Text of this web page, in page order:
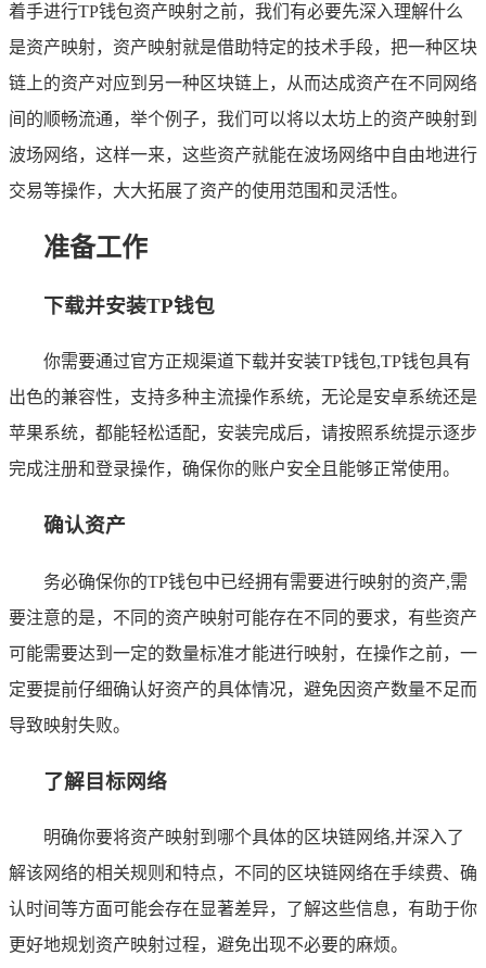
着手进行TP钱包资产映射之前，我们有必要先深入理解什么
是资产映射，资产映射就是借助特定的技术手段，把一种区块
链上的资产对应到另一种区块链上，从而达成资产在不同网络
间的顺畅流通，举个例子，我们可以将以太坊上的资产映射到
波场网络，这样一来，这些资产就能在波场网络中自由地进行
交易等操作，大大拓展了资产的使用范围和灵活性。
准备工作
下载并安装TP钱包
你需要通过官方正规渠道下载并安装TP钱包,TP钱包具有
出色的兼容性，支持多种主流操作系统，无论是安卓系统还是
苹果系统，都能轻松适配，安装完成后，请按照系统提示逐步
完成注册和登录操作，确保你的账户安全且能够正常使用。
确认资产
务必确保你的TP钱包中已经拥有需要进行映射的资产,需
要注意的是，不同的资产映射可能存在不同的要求，有些资产
可能需要达到一定的数量标准才能进行映射，在操作之前，一
定要提前仔细确认好资产的具体情况，避免因资产数量不足而
导致映射失败。
了解目标网络
明确你要将资产映射到哪个具体的区块链网络,并深入了
解该网络的相关规则和特点，不同的区块链网络在手续费、确
认时间等方面可能会存在显著差异，了解这些信息，有助于你
更好地规划资产映射过程，避免出现不必要的麻烦。